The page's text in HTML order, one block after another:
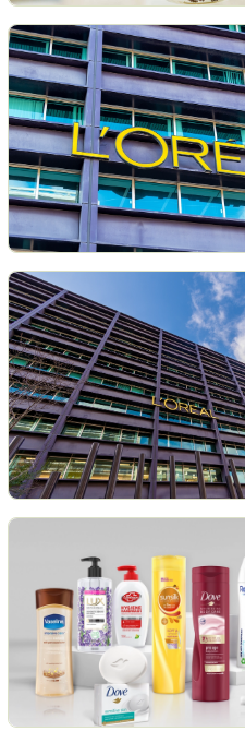
記事をお気
ログ
ログイン